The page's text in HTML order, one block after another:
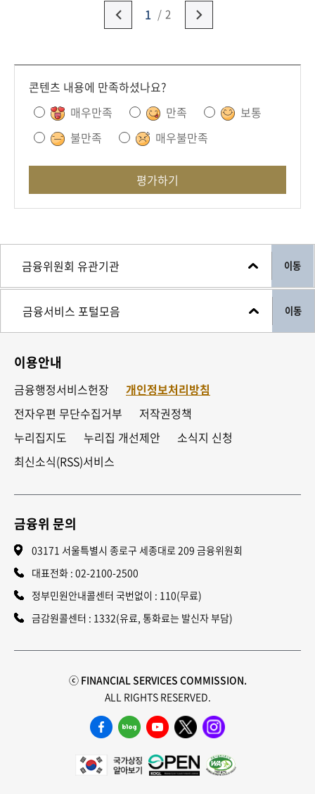
1 2
콘텐츠 내용에 만족하셨나요?
매우만족
만족
보통
불만족
매우불만족
평가하기
이동
이동
이용안내
금융행정서비스헌장
개인정보처리방침
전자우편 무단수집거부
저작권정책
누리집지도
누리집 개선제안
소식지 신청
최신소식(RSS)서비스
금융위 문의
03171 서울특별시 종로구 세종대로 209 금융위원회
대표전화 : 02-2100-2500
정부민원안내콜센터 국번없이 : 110(무료)
금감원콜센터 : 1332(유료, 통화료는 발신자 부담)
ⓒ FINANCIAL SERVICES COMMISSION.
ALL RIGHTS RESERVED.